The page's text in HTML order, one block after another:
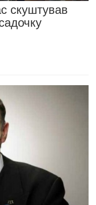
скуштував